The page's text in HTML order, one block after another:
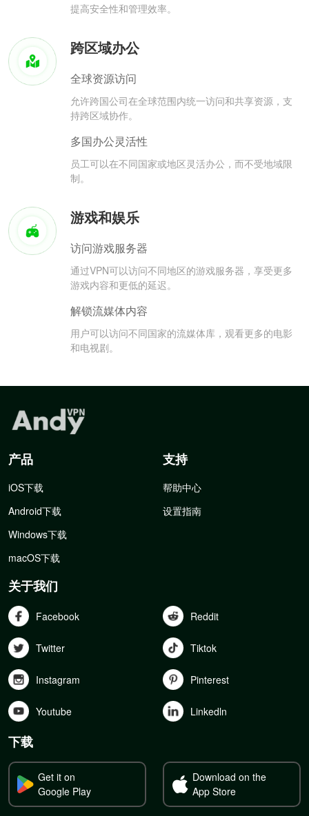
提高安全性和管理效率。
跨区域办公
全球资源访问
允许跨国公司在全球范围内统一访问和共享资源，支
持跨区域协作。
多国办公灵活性
员工可以在不同国家或地区灵活办公，而不受地域限
制。
游戏和娱乐
访问游戏服务器
通过VPN可以访问不同地区的游戏服务器，享受更多
游戏内容和更低的延迟。
解锁流媒体内容
用户可以访问不同国家的流媒体库，观看更多的电影
和电视剧。
产品
iOS下载
Android下载
Windows下载
macOS下载
支持
帮助中心
设置指南
关于我们
Facebook Reddit
Twitter Tiktok
Instagram Pinterest
Youtube Linkedln
下载
Get it on
Google Play
Download on the
App Store